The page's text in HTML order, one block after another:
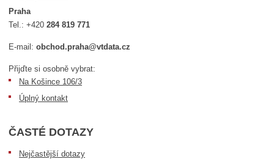
Praha
Tel.:+420284 819 771
E-mail:obchod.praha@vtdata.cz
Přijďte si osobně vybrat:
Na Košince 106/3
Úplný kontakt
ČASTÉ DOTAZY
Nejčastější dotazy